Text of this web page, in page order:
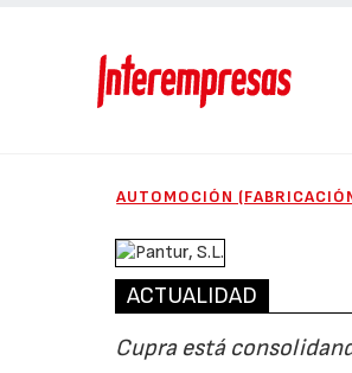
AUTOMOCIÓN
ACTUALIDAD
Cupra está